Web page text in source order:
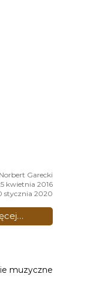
Norbert Garecki
kwietnia 2016
stycznia 2020
muzyczne